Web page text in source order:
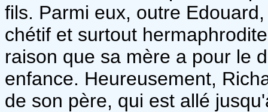
fils. Parmi eux, outre
chétif et surtout
raison que sa mère a pour le
enfance. Heureusement,
de son père, qui est allé